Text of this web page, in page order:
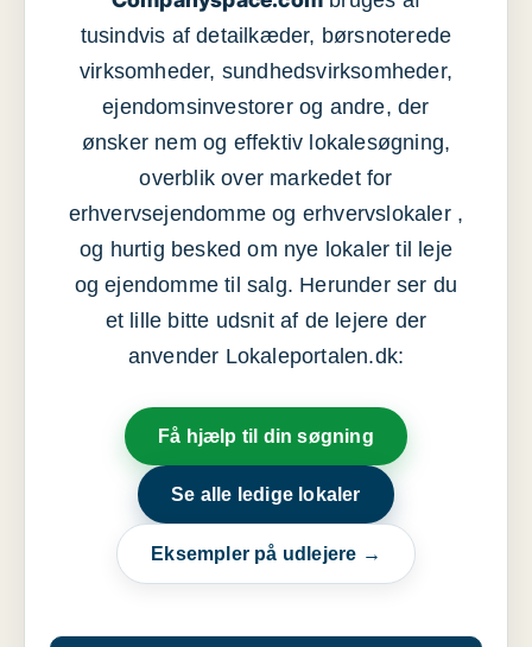
tusindvis af detailkæder, børsnoterede
virksomheder, sundhedsvirksomheder,
ejendomsinvestorer og andre, der
ønsker nem og effektiv lokalesøgning,
overblik over markedet for
erhvervsejendomme og erhvervslokaler ,
og hurtig besked om nye lokaler til leje
og ejendomme til salg. Herunder ser du
et lille bitte udsnit af de lejere der
anvender Lokaleportalen.dk:
Få hjælp til din søgning
Se alle ledige lokaler
Eksempler på udlejere →